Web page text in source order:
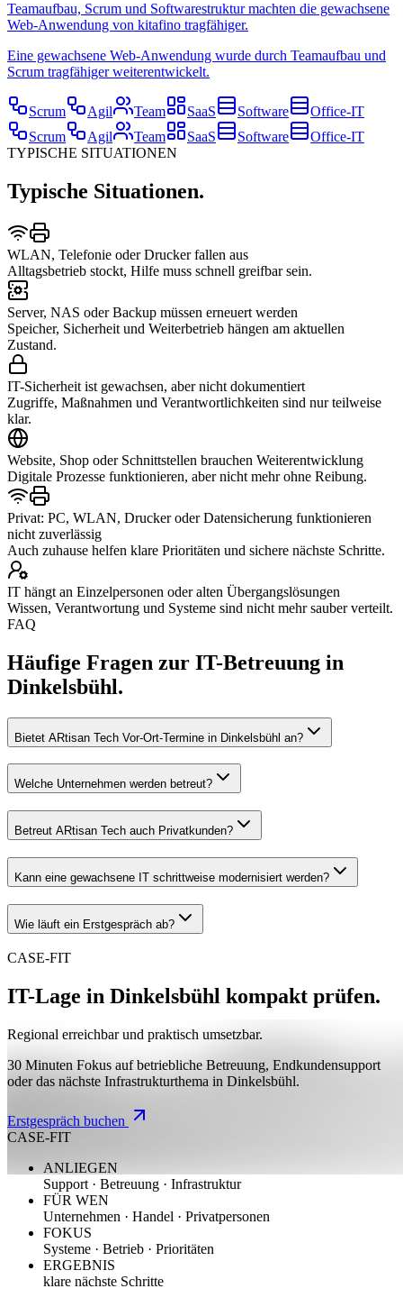
Teamaufbau, Scrum und Softwarestruktur machten die gewachsene
Web-Anwendung von kitafino tragfähiger.
Eine gewachsene Web-Anwendung wurde durch Teamaufbau und
Scrum tragfähiger weiterentwickelt.
Scrum Agil Team SaaS Software
Office-IT
Scrum
Agil Team SaaS Software
Office-IT
TYPISCHE SITUATIONEN
Typische Situationen.
WLAN, Telefonie oder Drucker fallen aus
Alltagsbetrieb stockt, Hilfe muss schnell greifbar sein.
Server, NAS oder Backup müssen erneuert werden
Speicher, Sicherheit und Weiterbetrieb hängen am aktuellen
Zustand.
IT-Sicherheit ist gewachsen, aber nicht dokumentiert
Zugriffe, Maßnahmen und Verantwortlichkeiten sind nur teilweise
klar.
Website, Shop oder Schnittstellen brauchen Weiterentwicklung
Digitale Prozesse funktionieren, aber nicht mehr ohne Reibung.
Privat: PC, WLAN, Drucker oder Datensicherung funktionieren
nicht zuverlässig
Auch zuhause helfen klare Prioritäten und sichere nächste Schritte.
IT hängt an Einzelpersonen oder alten Übergangslösungen
Wissen, Verantwortung und Systeme sind nicht mehr sauber verteilt.
FAQ
Häufige Fragen zur IT-Betreuung in
Dinkelsbühl.
Bietet ARtisan Tech Vor-Ort-Termine in Dinkelsbühl an?
Welche Unternehmen werden betreut?
Betreut ARtisan Tech auch Privatkunden?
Kann eine gewachsene IT schrittweise modernisiert werden?
Wie läuft ein Erstgespräch ab?
CASE-FIT
IT-Lage in Dinkelsbühl kompakt prüfen.
Regional erreichbar und praktisch umsetzbar.
30 Minuten Fokus auf betriebliche Betreuung, Endkundensupport
oder das nächste Infrastrukturthema in Dinkelsbühl.
Erstgespräch buchen
CASE-FIT
ANLIEGEN
Support · Betreuung · Infrastruktur
FÜR WEN
Unternehmen · Handel · Privatpersonen
FOKUS
Systeme · Betrieb · Prioritäten
ERGEBNIS
klare nächste Schritte